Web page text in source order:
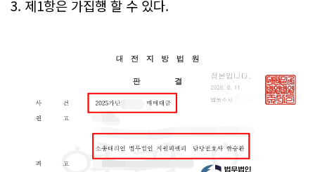
3. 제1항은 가집행 할 수 있다.